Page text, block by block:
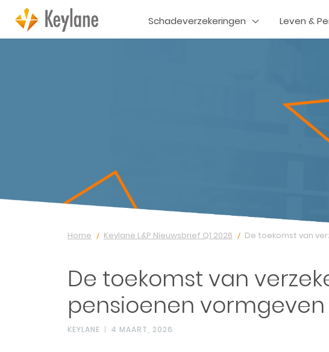
Schadeverzekeringen Leven &
Home Keylane L&P Nieuwsbrief Q1 2026 De toekomst van
De toekomst van
pensioenen vormgeven
KEYLANE 4 MAART, 2026